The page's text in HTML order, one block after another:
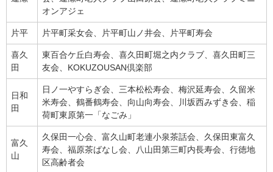
オンアジェ
片平 片平町采女会、片平町山ノ井会、片平町寿会
喜久
田
東百合ケ丘白寿会、喜久田町堀之内クラブ、喜久田町三
友会、KOKUZOUSAN倶楽部
日和
田
日ノ一やすらぎ会、三本松松寿会、梅沢延寿会、久留米
米寿会、鶴番鶴寿会、向山向寿会、川坂西みずき会、稲
荷町東原第一「なごみ」
富久
山
久保田一心会、富久山町老連小泉茶話会、久保田東富久
寿会、福原茶ばなし会、八山田第三町内長寿会、行徳地
区高齢者会